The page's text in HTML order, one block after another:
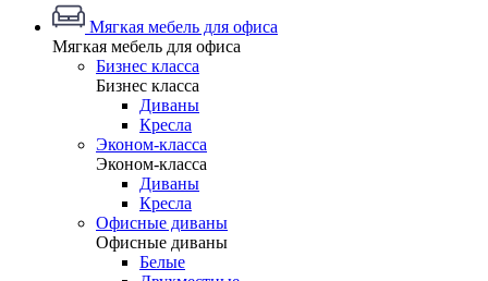
Мягкая мебель для офиса
Мягкая мебель для офиса
Бизнес класса
Бизнес класса
Диваны
Кресла
Эконом-класса
Эконом-класса
Диваны
Кресла
Офисные диваны
Офисные диваны
Белые